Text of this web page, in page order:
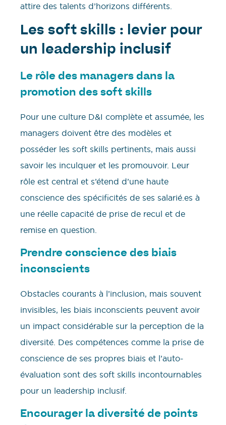
attire des talents d’horizons différents.
Les soft skills : levier pour
un leadership inclusif
Le rôle des managers dans la
promotion des soft skills
Pour une culture D&I complète et assumée, les
managers doivent être des modèles et
posséder les soft skills pertinents, mais aussi
savoir les inculquer et les promouvoir. Leur
rôle est central et s’étend d’une haute
conscience des spécificités de ses salarié.es à
une réelle capacité de prise de recul et de
remise en question.
Prendre conscience des biais
inconscients
Obstacles courants à l’inclusion, mais souvent
invisibles, les biais inconscients peuvent avoir
un impact considérable sur la perception de la
diversité. Des compétences comme la prise de
conscience de ses propres biais et l’auto-
évaluation sont des soft skills incontournables
pour un leadership inclusif.
Encourager la diversité de points